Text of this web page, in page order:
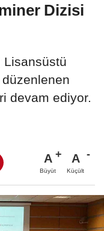
Dizisi
Lisansüstü
devam ediyor.
A
Büyüt
A
Küçült